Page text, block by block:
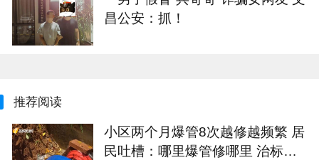
昌公安：抓！
推荐阅读
小区两个月爆管8次越修越频繁 居
民吐槽：哪里爆管修哪里 治标不